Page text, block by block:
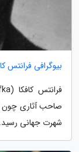
بیوگرافی فرانتس
صاحب آثاری چون
شهرت جهانی رسید.